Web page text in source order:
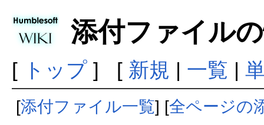
添付ファイル
[ トップ] [ 新規 | 一覧 |
[添付ファイル一覧] [全ページの